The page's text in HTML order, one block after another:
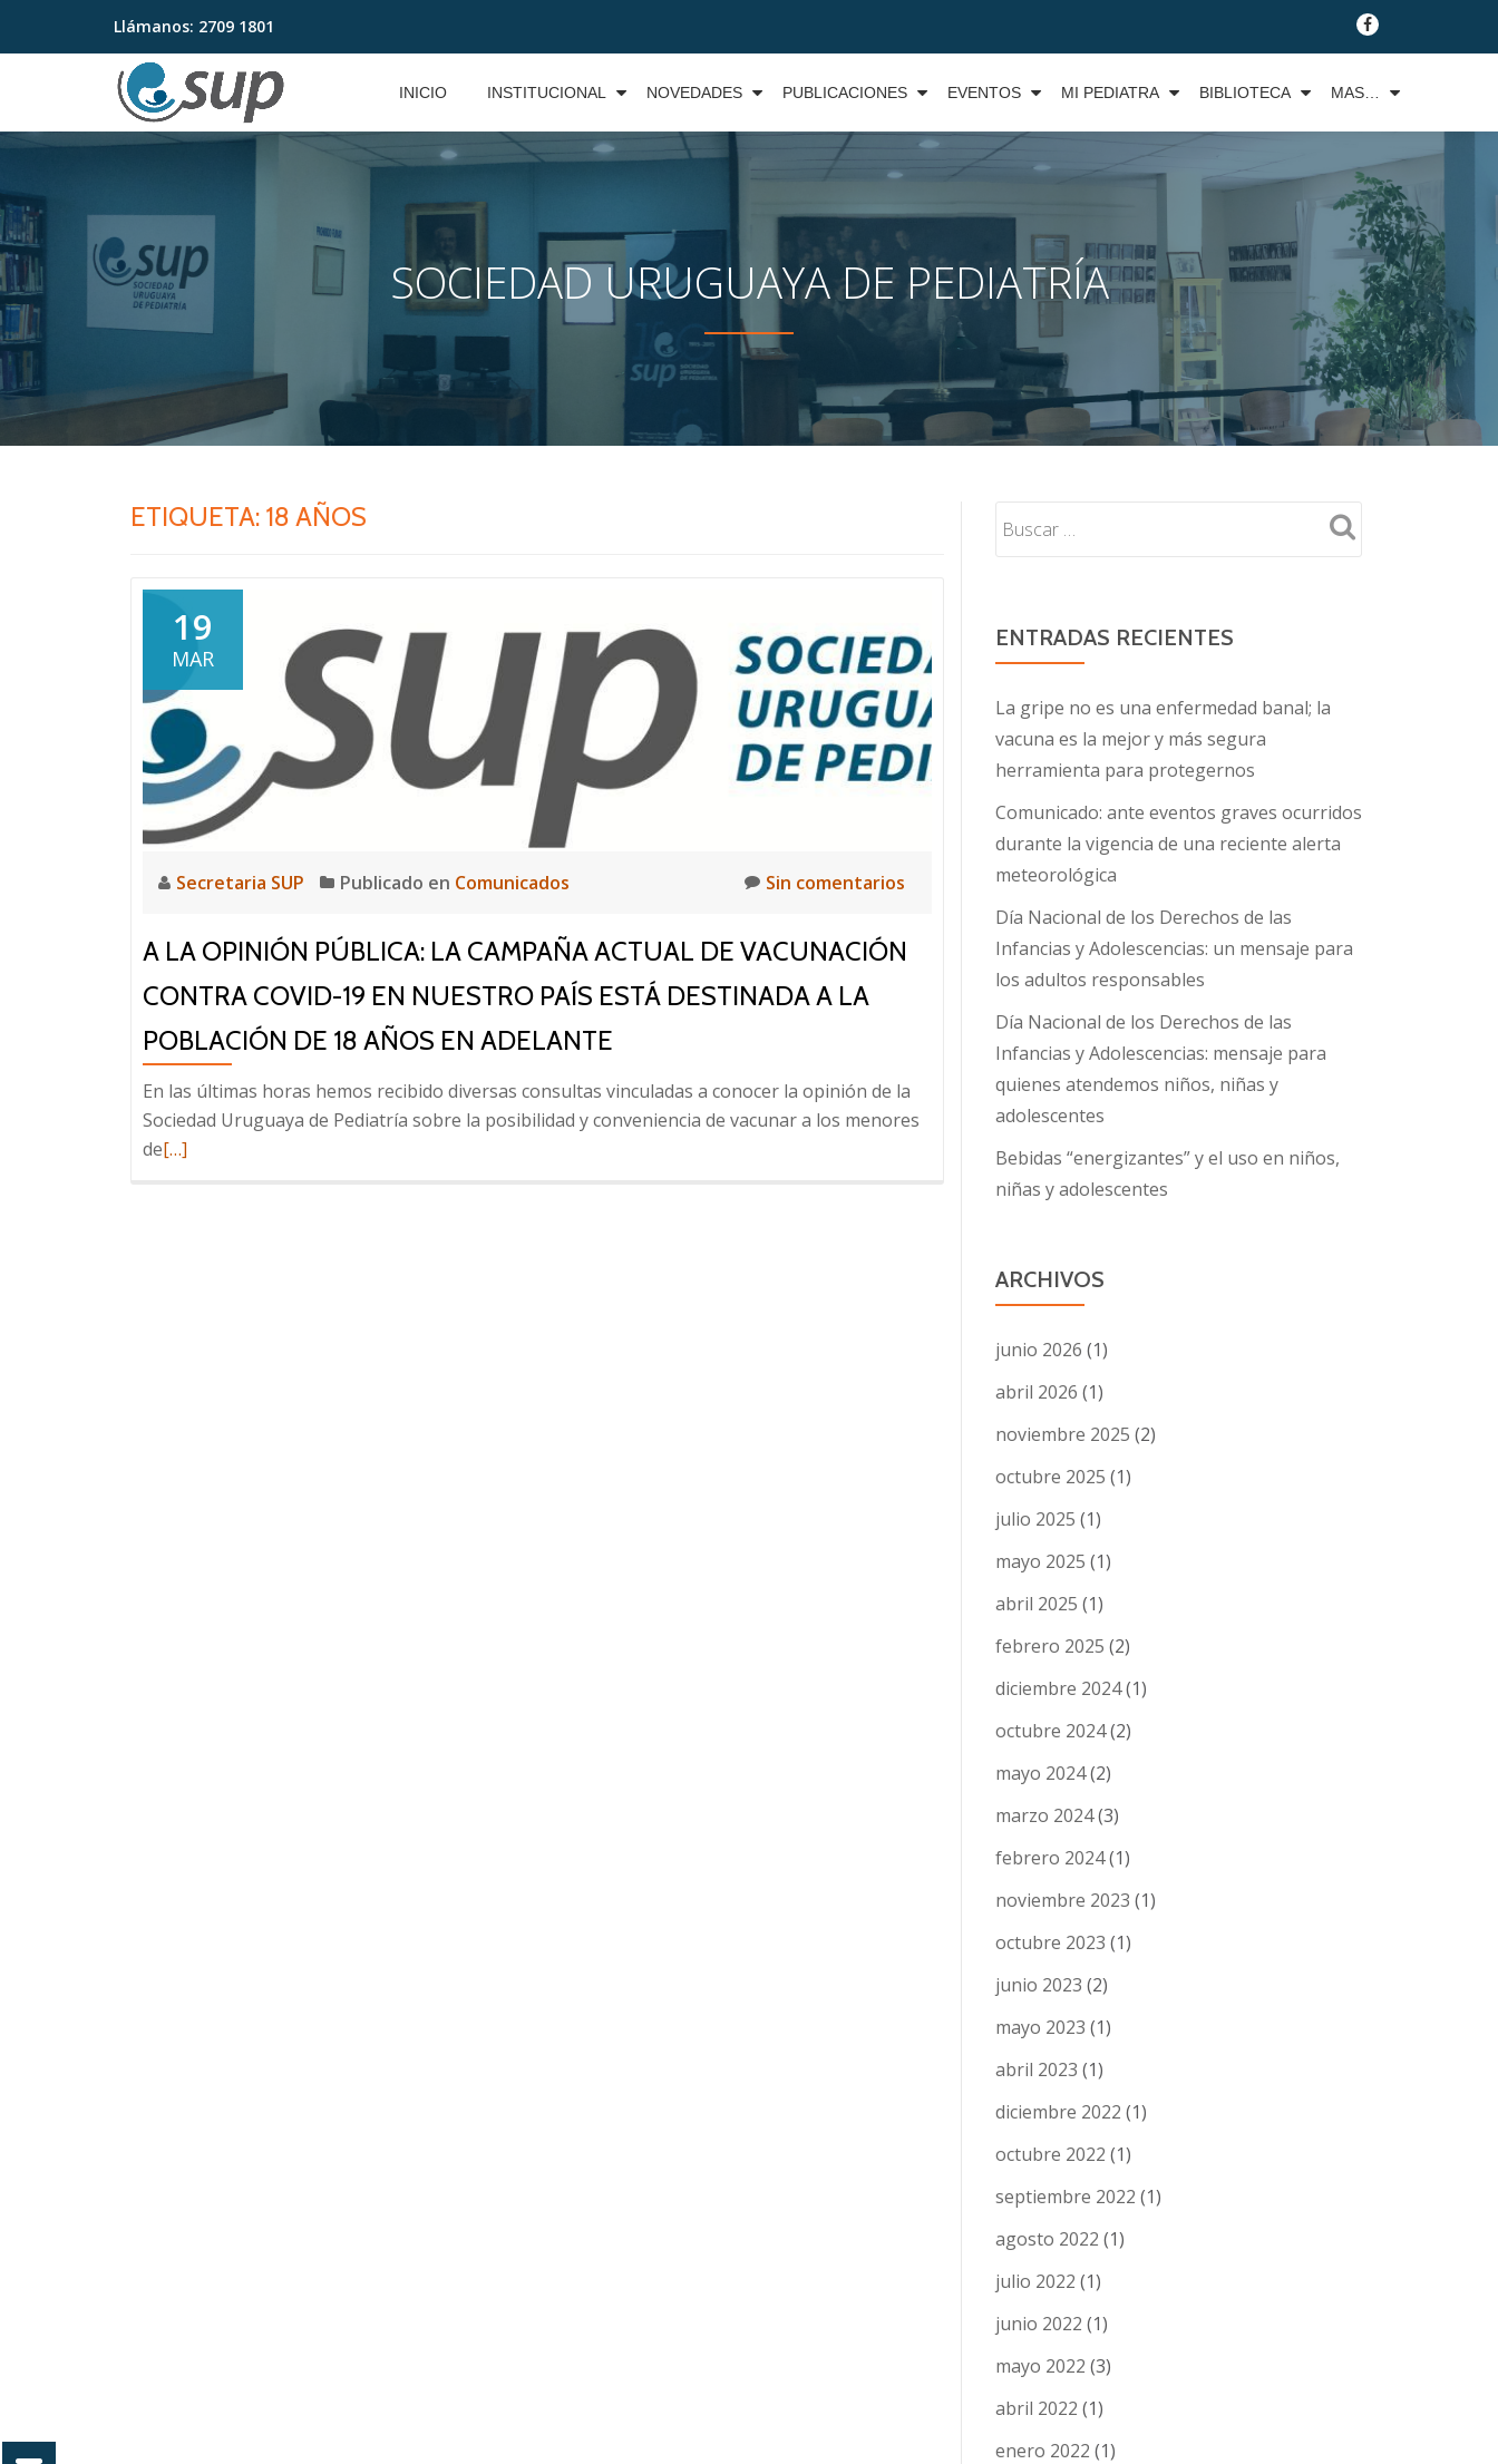
Saltar
Llámanos: 2709 1801
fa-
facebook
INICIO INSTITUCIONAL NOVEDADES PUBLICACIONES EVENTOS MI PEDIATRA BIBLIOTECA MAS…
SOCIEDAD URUGUAYA DE PEDIATRÍA
ETIQUETA: 18 AÑOS
19
MAR
Secretaria SUP Publicado en Comunicados Sin comentarios
A LA OPINIÓN PÚBLICA: LA CAMPAÑA ACTUAL DE VACUNACIÓN
CONTRA COVID-19 EN NUESTRO PAÍS ESTÁ DESTINADA A LA
POBLACIÓN DE 18 AÑOS EN ADELANTE
En las últimas horas hemos recibido diversas consultas vinculadas a conocer la opinión de la
Sociedad Uruguaya de Pediatría sobre la posibilidad y conveniencia de vacunar a los menores
deLeer
[…]
ENTRADAS RECIENTES
La gripe no es una enfermedad banal; la
vacuna es la mejor y más segura
herramienta para protegernos
Comunicado: ante eventos graves ocurridos
durante la vigencia de una reciente alerta
meteorológica
Día Nacional de los Derechos de las
Infancias y Adolescencias: un mensaje para
los adultos responsables
Día Nacional de los Derechos de las
Infancias y Adolescencias: mensaje para
quienes atendemos niños, niñas y
adolescentes
Bebidas “energizantes” y el uso en niños,
niñas y adolescentes
ARCHIVOS
junio 2026 (1)
abril 2026 (1)
noviembre 2025 (2)
octubre 2025 (1)
julio 2025 (1)
mayo 2025 (1)
abril 2025 (1)
febrero 2025 (2)
diciembre 2024(1)
octubre 2024(2)
mayo 2024(2)
marzo 2024(3)
febrero 2024(1)
noviembre 2023 (1)
octubre 2023 (1)
junio 2023 (2)
mayo 2023 (1)
abril 2023 (1)
diciembre 2022 (1)
octubre 2022 (1)
septiembre 2022 (1)
agosto 2022 (1)
julio 2022 (1)
junio 2022 (1)
mayo 2022 (3)
abril 2022 (1)
enero 2022 (1)